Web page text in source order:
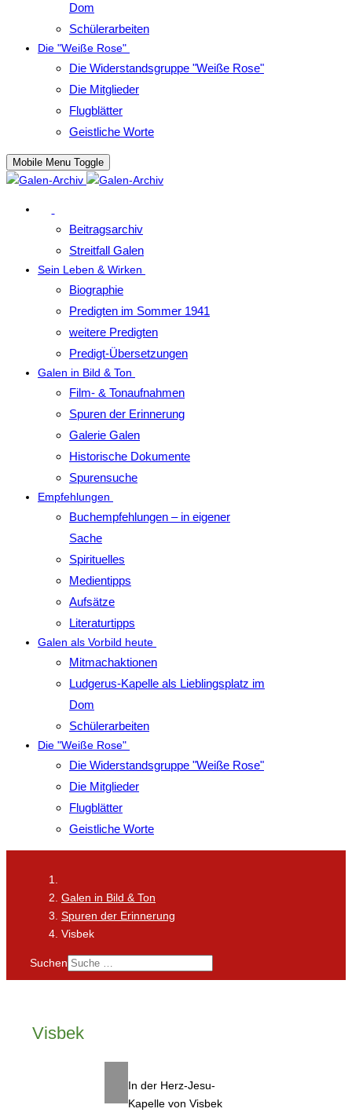
Dom
Schülerarbeiten
Die "Weiße Rose"
Die Widerstandsgruppe "Weiße Rose"
Die Mitglieder
Flugblätter
Geistliche Worte
Mobile Menu Toggle
Beitragsarchiv
Streitfall Galen
Sein Leben & Wirken
Biographie
Predigten im Sommer 1941
weitere Predigten
Predigt-Übersetzungen
Galen in Bild & Ton
Film- & Tonaufnahmen
Spuren der Erinnerung
Galerie Galen
Historische Dokumente
Spurensuche
Empfehlungen
Buchempfehlungen – in eigener
Sache
Spirituelles
Medientipps
Aufsätze
Literaturtipps
Galen als Vorbild heute
Mitmachaktionen
Ludgerus-Kapelle als Lieblingsplatz im
Dom
Schülerarbeiten
Die "Weiße Rose"
Die Widerstandsgruppe "Weiße Rose"
Die Mitglieder
Flugblätter
Geistliche Worte
Galen in Bild & Ton
Spuren der Erinnerung
Visbek
Suchen
Visbek
In der Herz-Jesu-
Kapelle von Visbek